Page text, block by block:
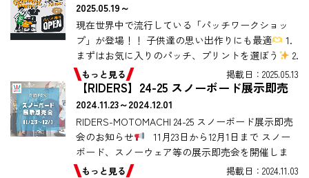
2025.05.19～
現在世界中で流行している「パッチワークショッ
プ」が登場！！ 子供達の思い出作りにも最適
1.
まずはお気に入りのパッチ、プリントを選ぼう
2.
カスタマイズしたいTシャツ、パーカー、ズボンを
[…]
掲載日：2025.05.13
もっと見る
【RIDERS】24-25 スノーボード展示即売
会のお知らせ
2024.11.23～2024.12.01
RIDERS-MOTOMACHI 24-25 スノーボード展示即売
会のお知らせ
11月23日から12月1日まで スノー
ボード、スノーウェア等の展示即売会を開催しま
す。 雪が多いと予想される今シーズン […]掲載日：2024.11.03
もっと見る